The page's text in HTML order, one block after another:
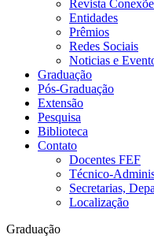
Revista
Entidades
Prêmios
Redes Sociais
Noticias e
Graduação
Pós-Graduação
Extensão
Pesquisa
Biblioteca
Contato
Docentes FEF
Técnico-
Secretarias,
Localização
Graduação